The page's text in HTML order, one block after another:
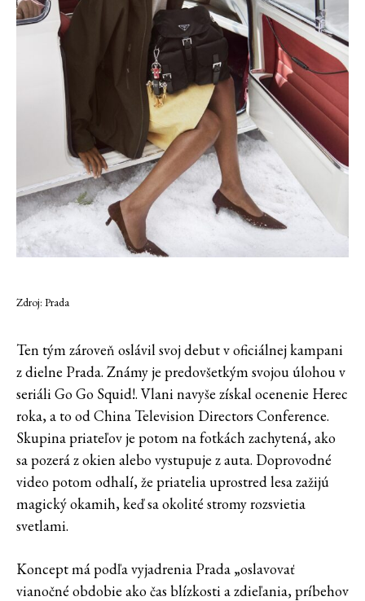
Zdroj: Prada
Ten tým zároveň oslávil svoj debut v oficiálnej kampani
z dielne Prada. Známy je predovšetkým svojou úlohou v
seriáli Go Go Squid!. Vlani navyše získal ocenenie Herec
roka, a to od China Television Directors Conference.
Skupina priateľov je potom na fotkách zachytená, ako
sa pozerá z okien alebo vystupuje z auta. Doprovodné
video potom odhalí, že priatelia uprostred lesa zažijú
magický okamih, keď sa okolité stromy rozsvietia
svetlami.
Koncept má podľa vyjadrenia Prada „oslavovať
vianočné obdobie ako čas blízkosti a zdieľania, príbehov